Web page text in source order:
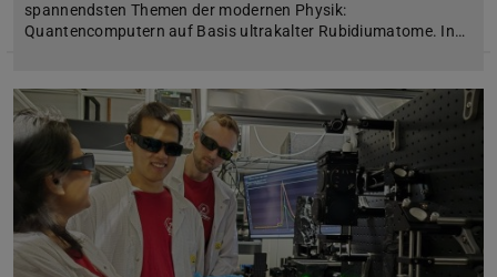
spannendsten Themen der modernen Physik:
Quantencomputern auf Basis ultrakalter Rubidiumatome. In…